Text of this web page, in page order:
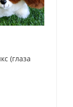
(глаза